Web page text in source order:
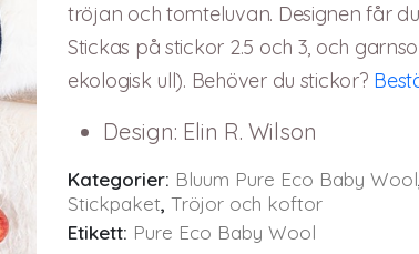
tröjan och tomteluvan. Designen får
Stickas på stickor 2.5 och 3, och
ekologisk ull). Behöver du stickor?
Design: Elin R. Wilson
Kategorier: Bluum Pure Eco Baby Wool
Stickpaket, Tröjor och koftor
Etikett: Pure Eco Baby Wool